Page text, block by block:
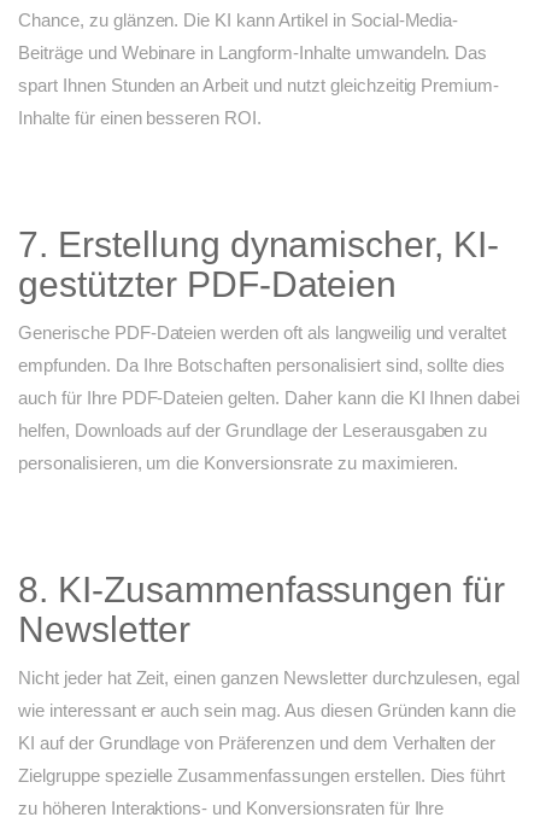
Chance, zu glänzen. Die KI kann Artikel in Social-Media-
Beiträge und Webinare in Langform-Inhalte umwandeln. Das
spart Ihnen Stunden an Arbeit und nutzt gleichzeitig Premium-
Inhalte für einen besseren ROI.
7. Erstellung dynamischer, KI-
gestützter PDF-Dateien
Generische PDF-Dateien werden oft als langweilig und veraltet
empfunden. Da Ihre Botschaften personalisiert sind, sollte dies
auch für Ihre PDF-Dateien gelten. Daher kann die KI Ihnen dabei
helfen, Downloads auf der Grundlage der Leserausgaben zu
personalisieren, um die Konversionsrate zu maximieren.
8. KI-Zusammenfassungen für
Newsletter
Nicht jeder hat Zeit, einen ganzen Newsletter durchzulesen, egal
wie interessant er auch sein mag. Aus diesen Gründen kann die
KI auf der Grundlage von Präferenzen und dem Verhalten der
Zielgruppe spezielle Zusammenfassungen erstellen. Dies führt
zu höheren Interaktions- und Konversionsraten für Ihre